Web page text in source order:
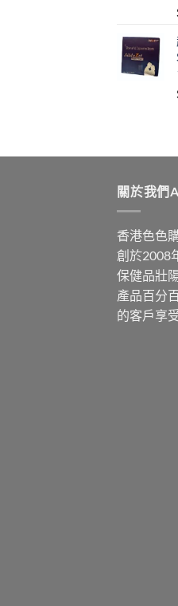
關於我們
香港色色
創於2008
保健品壯
產品百分
的客戶享